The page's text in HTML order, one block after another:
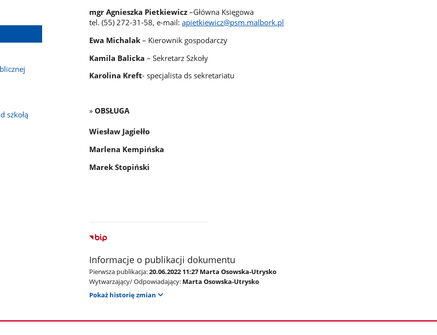
szkołą
mgr Agnieszka Pietkiewicz –Główna Księgowa
tel. (55) 272-31-58, e-mail:apietkiewicz@psm.malbork.pl
Ewa Michalak – Kierownik gospodarczy
Kamila Balicka – Sekretarz Szkoły
Karolina Kreft- specjalista ds sekretariatu
»OBSŁUGA
Wiesław Jagiełło
Marlena Kempińska
Marek Stopiński
Informacje o publikacji dokumentu
Pierwsza publikacja:20.06.2022 11:27 Marta Osowska-Utrysko
Wytwarzający/ Odpowiadający: Marta Osowska-Utrysko
Pokaż historię zmian